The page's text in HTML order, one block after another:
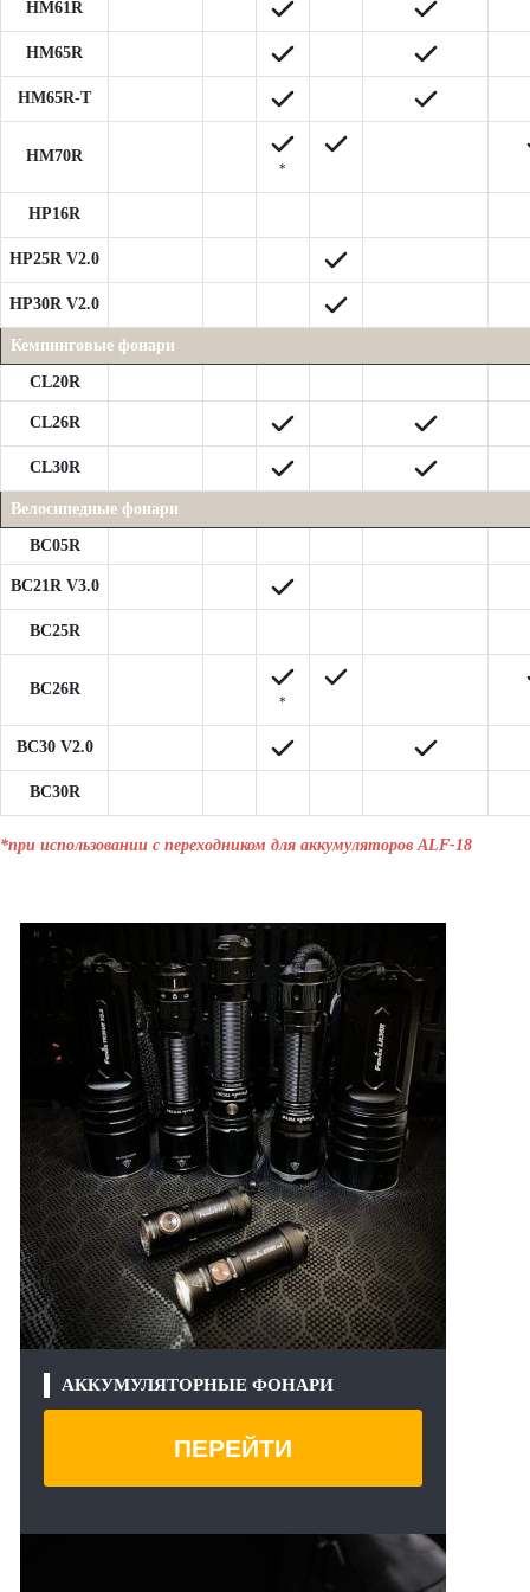
HM61R
HM65R
HM65R-T
HM70R
*
HP16R
HP25R V2.0
HP30R V2.0
Кемпинговые фонари
CL20R
CL26R
CL30R
Велосипедные фонари
BC05R
BC21R V3.0
BC25R
BC26R
*
BC30 V2.0
BC30R
*при использовании с переходником для аккумуляторов ALF-18
АККУМУЛЯТОРНЫЕ ФОНАРИ
ПЕРЕЙТИ